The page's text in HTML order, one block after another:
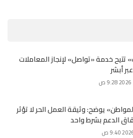
تتيح خدمة «تواصل» لإنجاز المعاملات
أبشر
يوضح: وثيقة العمل الحر لا تؤثر
الدعم بشرط واحد